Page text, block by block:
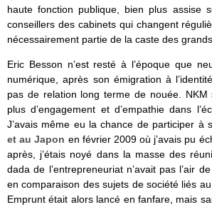
haute fonction publique, bien plus assise
conseillers des cabinets qui changent
nécessairement partie de la caste des
Eric Besson n’est resté à l’époque que
numérique, après son émigration à
pas de relation long terme de nouée. NKM
plus d’engagement et d’empathie dans
J’avais même eu la chance de participer à
et au Japon en février 2009 où j’avais pu
après, j’étais noyé dans la masse des
dada de l’entrepreneuriat n’avait pas l’air
en comparaison des sujets de société liés
Emprunt était alors lancé en fanfare, mais